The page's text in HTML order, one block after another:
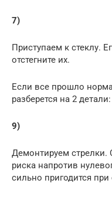
7)
Приступаем к стеклу.
отстегните их.
Если все прошло
разберется на 2
9)
Демонтируем стрелки.
риска напротив
сильно пригодится при